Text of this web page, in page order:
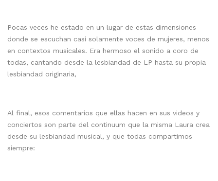
Pocas veces he estado en un lugar de estas dimensiones
donde se escuchan casi solamente voces de mujeres, menos
en contextos musicales. Era hermoso el sonido a coro de
todas, cantando desde la lesbiandad de LP hasta su propia
lesbiandad originaria,
Al final, esos comentarios que ellas hacen en sus videos y
conciertos son parte del continuum que la misma Laura crea
desde su lesbiandad musical, y que todas compartimos
siempre: